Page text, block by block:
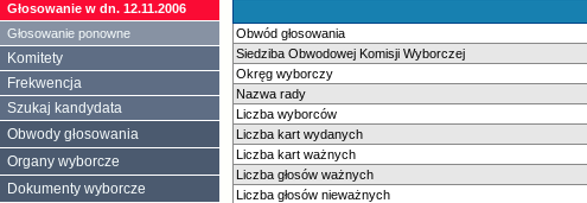
Obwód głosowania
Siedziba Obwodowej Komisji Wyborczej
Okręg wyborczy
Nazwa rady
Liczba wyborców
Liczba kart wydanych
Liczba kart ważnych
Liczba głosów ważnych
Liczba głosów nieważnych
Głosowanie w dn. 12.11.2006
Głosowanie ponowne
Komitety
Frekwencja
Szukaj kandydata
Obwody głosowania
Organy wyborcze
Dokumenty wyborcze